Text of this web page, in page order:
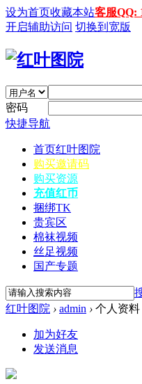
设为首页收藏本站客服QQ:
开启辅助访问 切换到宽版
密码
快捷导航
首页红叶图院
购买邀请码
购买资源
充值红币
捆绑TK
贵宾区
棉袜视频
丝足视频
国产专题
红叶图院 › admin › 个人资料
加为好友
发送消息